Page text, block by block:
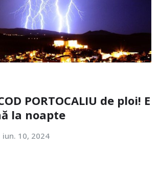
PORTOCALIU de ploi! E
la noapte
iun. 10, 2024